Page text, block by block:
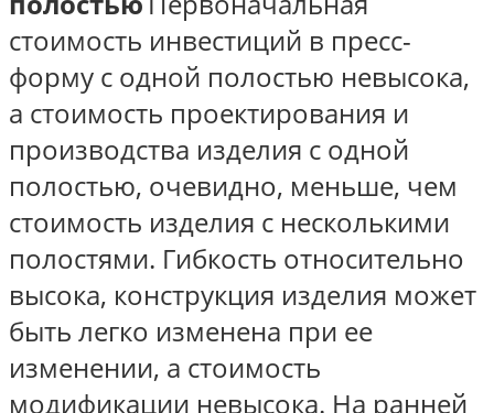
стоимость инвестиций в пресс-
форму с одной полостью невысока,
а стоимость проектирования и
производства изделия с одной
полостью, очевидно, меньше, чем
стоимость изделия с несколькими
полостями. Гибкость относительно
высока, конструкция изделия может
быть легко изменена при ее
изменении, а стоимость
модификации невысока. На ранней